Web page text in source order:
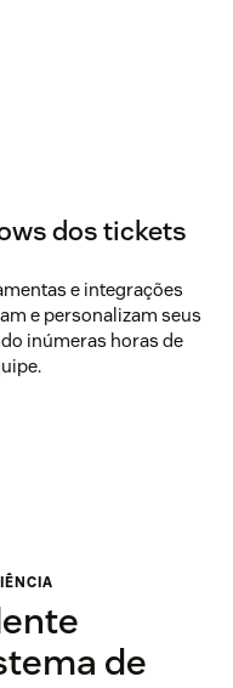
dos tickets
e integrações
e personalizam seus
inúmeras horas de
de